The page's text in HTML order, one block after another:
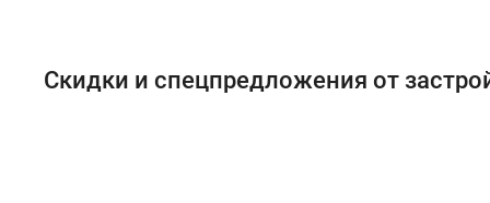
Скидки и спецпредложения от